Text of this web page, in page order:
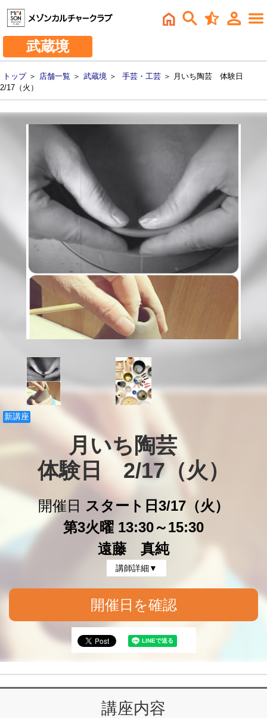
武蔵境
トップ＞ 店舗一覧 ＞ 武蔵境 ＞ 手芸・工芸 ＞ 月いち陶芸 体験日
2/17（火）
新講座
月いち陶芸
体験日　2/17（火）
開催日 スタート日3/17（火）
第3火曜 13:30～15:30
遠藤 真純
講師詳細▼
開催日を確認
講座内容